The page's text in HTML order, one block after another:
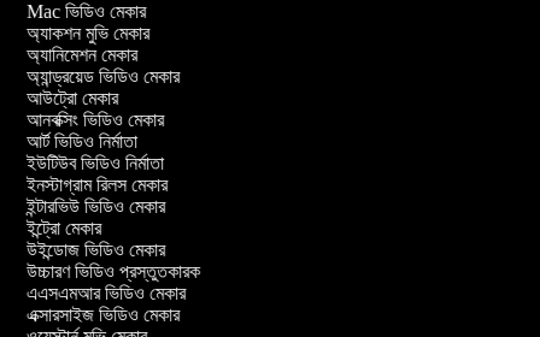
Mac ভিডিও মেকার
অ্যাকশন মুভি মেকার
অ্যানিমেশন মেকার
অ্যান্ড্রয়েড ভিডিও মেকার
আউট্রো মেকার
আনবক্সিং ভিডিও মেকার
আর্ট ভিডিও নির্মাতা
ইউটিউব ভিডিও নির্মাতা
ইনস্টাগ্রাম রিলস মেকার
ইন্টারভিউ ভিডিও মেকার
ইন্ট্রো মেকার
উইন্ডোজ ভিডিও মেকার
উচ্চারণ ভিডিও প্রস্তুতকারক
এএসএমআর ভিডিও মেকার
এক্সারসাইজ ভিডিও মেকার